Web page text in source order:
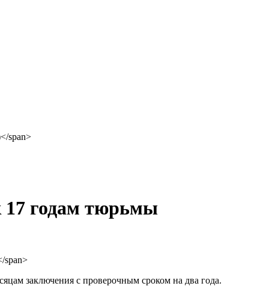
17 годам тюрьмы
заключения с проверочным сроком на два года.